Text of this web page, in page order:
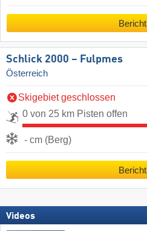
Bericht
Schlick 2000 – Fulpmes
Österreich
Skigebiet geschlossen
0 von 25 km Pisten offen
- cm (Berg)
Bericht
Videos